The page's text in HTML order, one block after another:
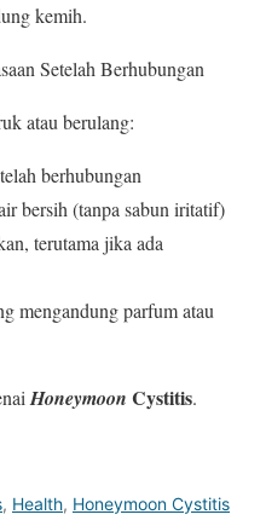
kemih.
Setelah Berhubungan
atau berulang:
berhubungan
bersih (tanpa sabun iritatif)
terutama jika ada
mengandung parfum atau
Honeymoon Cystitis.
, Health, Honeymoon Cystitis